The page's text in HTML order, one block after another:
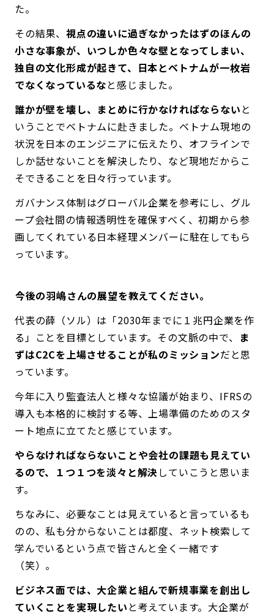
た。
その結果、 視点の違いに過ぎなかったはずのほんの
小さな事象が、いつしか色々な壁となってしまい、
独自の文化形成が起きて、日本とベトナムが一枚岩
でなくなっているなと感じました。
誰かが壁を壊し、まとめに行かなければならない と
いうことでベトナムに赴きました。ベトナム現地の
状況を日本のエンジニアに伝えたり、オフラインで
しか話せないことを解決したり、など現地だからこ
そできることを日々行っています。
ガバナンス体制はグローバル企業を参考にし、グル
ープ会社間の情報透明性を確保すべく、初期から参
画してくれている日本経理メンバーに駐在してもら
っています。
――今後の羽嶋さんの展望を教えてください。
代表の薛（ソル）は「2030年までに１兆円企業を作
る」ことを目標としています。その文脈の中で、 ま
ずはC2Cを上場させることが私のミッションだと思
っています。
今年に入り監査法人と様々な協議が始まり、IFRSの
導入も本格的に検討する等、上場準備のためのスタ
ート地点に立てたと感じています。
やらなければならないことや会社の課題も見えてい
るので、１つ１つを淡々と解決 していこうと思いま
す。
ちなみに、必要なことは見えていると言っているも
のの、私も分からないことは都度、ネット検索して
学んでいるという点で皆さんと全く一緒です
（笑）。
ビジネス面では、大企業と組んで新規事業を創出し
ていくことを実現したい と考えています。大企業が